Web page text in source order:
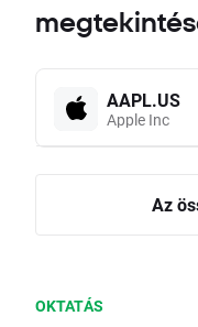
AAPL.US
Apple Inc
Az
OKTATÁS